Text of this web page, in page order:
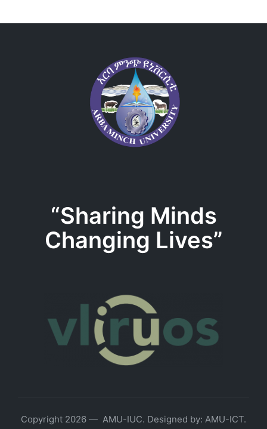
“Sharing Minds
Changing Lives”
Copyright 2026 — AMU-IUC. Designed by: AMU-ICT.